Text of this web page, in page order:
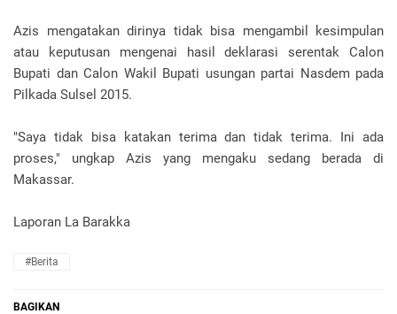
Azis mengatakan dirinya tidak bisa mengambil kesimpulan
atau keputusan mengenai hasil deklarasi serentak Calon
Bupati dan Calon Wakil Bupati usungan partai Nasdem pada
Pilkada Sulsel 2015.
"Saya tidak bisa katakan terima dan tidak terima. Ini ada
proses," ungkap Azis yang mengaku sedang berada di
Makassar.
Laporan La Barakka
#Berita
BAGIKAN